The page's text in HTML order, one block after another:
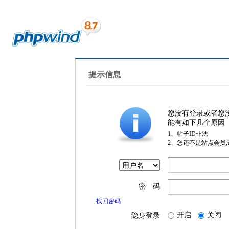
提示信息
您没有登录或者您
能有如下几个原因
1、帖子ID非法
2、您还不是站点会员
密 码
找回密码
隐身登录 开启 关闭